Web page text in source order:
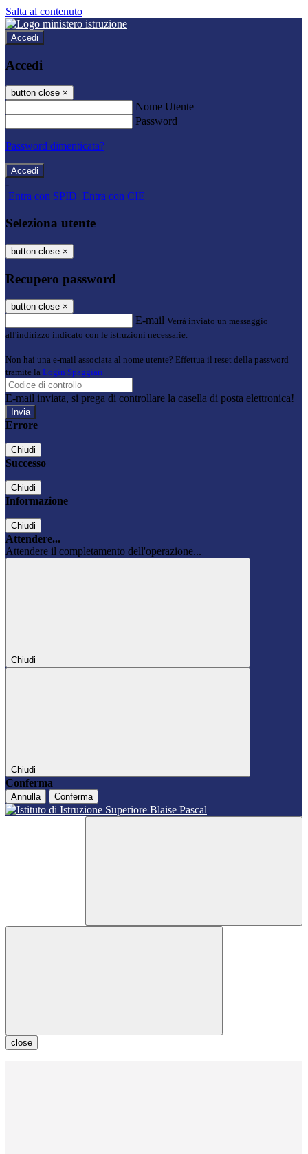
Salta al contenuto
Accedi
Accedi
button close ×
Nome Utente
Password
Password dimenticata?
-
Entra con SPID Entra con CIE
Seleziona utente
button close ×
Recupero password
button close ×
E-mail Verrà inviato un messaggio
all'indirizzo indicato con le istruzioni necessarie.
Non hai una e-mail associata al nome utente? Effettua il reset della password
tramite la Login Spaggiari
E-mail inviata, si prega di controllare la casella di posta elettronica!
Errore
Chiudi
Successo
Chiudi
Informazione
Chiudi
Attendere...
Attendere il completamento dell'operazione...
Chiudi
Chiudi
Conferma
Annulla Conferma
close